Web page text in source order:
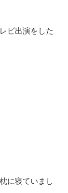
ビ出演をした
に寝ていまし